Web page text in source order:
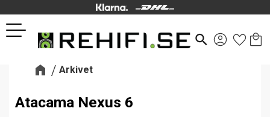
Meny
search
Arkivet
Atacama Nexus 6